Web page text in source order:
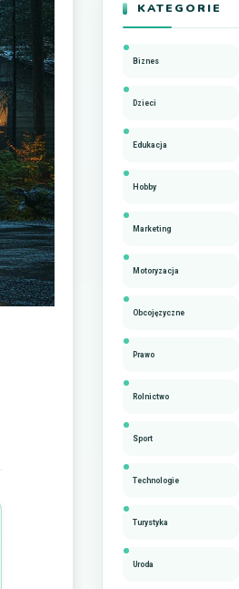
KATEGORIE
Biznes
Dzieci
Edukacja
Hobby
Marketing
Motoryzacja
Obcojęzyczne
Prawo
Rolnictwo
Sport
Technologie
Turystyka
Uroda